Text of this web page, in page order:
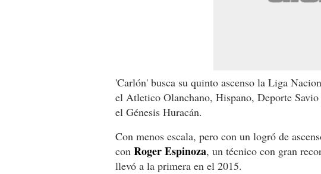
'Carlón' busca su quinto ascenso la Liga
el Atletico Olanchano, Hispano, Deporte
el Génesis Huracán.
Con menos escala, pero con un logró de
con Roger Espinoza, un técnico con gran
llevó a la primera en el 2015.